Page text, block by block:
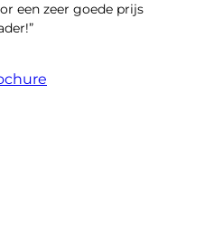
een zeer goede prijs